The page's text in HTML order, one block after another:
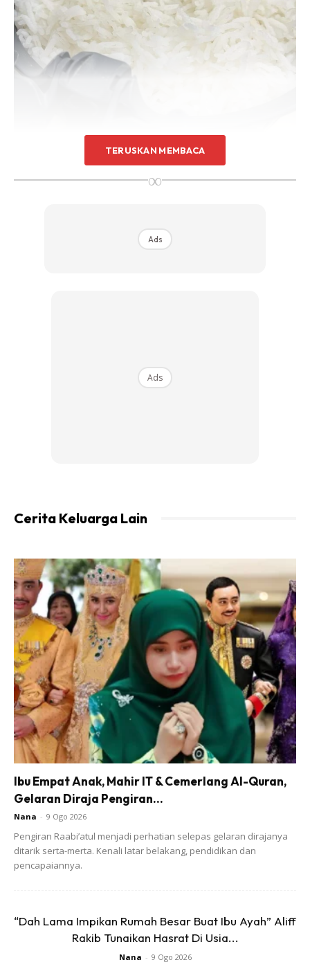
arsenik berkurangan dalam nasi yang dimakan di rumah.
, basuh dan basuh sampai jernih. Sambil selawat, tak sedar
pun bahawa kita dudah membasuhnya sebanyak empat ke
lima kali. Untuk makluman, arsenik ini larut air, makanya ia
akan lebih banyak tersingkir jika kita membasuhnya berkali-
kali.
Ads
kandungan arsenik adalah lebih penting untuk kita
TERUSKAN MEMBACA
∞
Ads
Ads
Cerita Keluarga Lain
Ibu Empat Anak, Mahir IT & Cemerlang Al-Quran,
Gelaran Diraja Pengiran...
Nana - 9 Ogo 2026
Pengiran Raabi’atul menjadi perhatian selepas gelaran dirajanya
ditarik serta-merta. Kenali latar belakang, pendidikan dan
pencapaiannya.
“Dah Lama Impikan Rumah Besar Buat Ibu Ayah” Aliff
Rakib Tunaikan Hasrat Di Usia...
Nana - 9 Ogo 2026